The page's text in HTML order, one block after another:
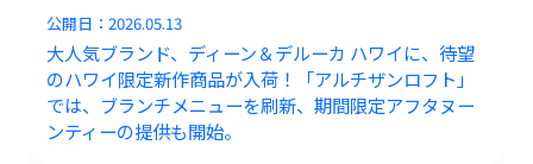
公開日：2026.05.13
大人気ブランド、ディーン＆デルーカ ハワイに、待望
のハワイ限定新作商品が入荷！「アルチザンロフト」
では、ブランチメニューを刷新、期間限定アフタヌー
ンティーの提供も開始。